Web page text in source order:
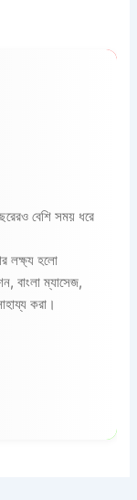
বেশি সময় ধরে
লক্ষ্য হলো
বাংলা ম্যাসেজ,
করা।